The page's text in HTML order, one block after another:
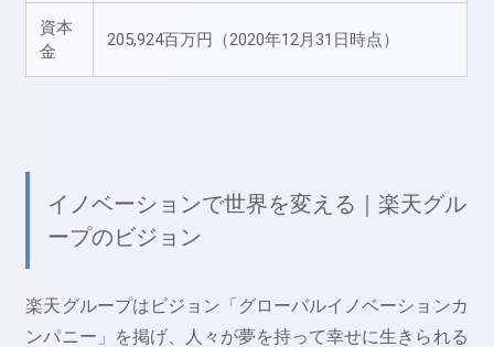
資本
金
205,924百万円（2020年12月31日時点）
イノベーションで世界を変える｜楽天グル
ープのビジョン
楽天グループはビジョン「グローバルイノベーションカ
ンパニー」を掲げ、人々が夢を持って幸せに生きられる